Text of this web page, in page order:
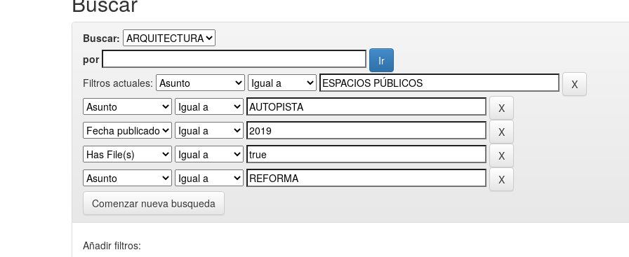
Buscar:
por
Filtros actuales:
Comenzar nueva busqueda
Añadir filtros: